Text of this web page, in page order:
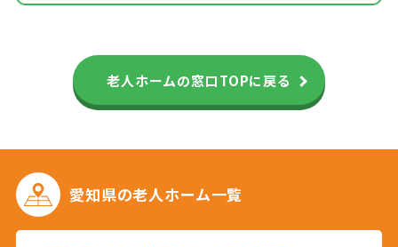
老人ホームの窓口TOPに戻る
愛知県の老人ホーム一覧